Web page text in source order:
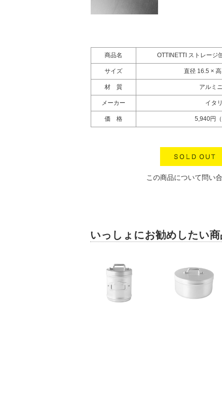
商品名 OTTINETTI ストレージ
サイズ 直径 16.5 ×
材 質 アルミ
メーカー イタ
価 格 5,940円
この商品について問い
いっしょにお勧めしたい商